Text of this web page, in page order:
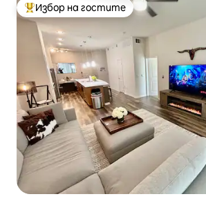
Най-популярен избор на гостите
Избор на гостите